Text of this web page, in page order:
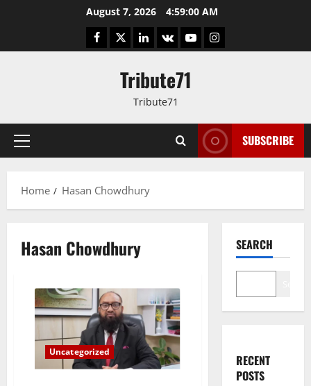
August 7, 2026 4:59:01 AM
Facebook
TwitterLinkedIn
VK YouTubeInstagram
Tribute71
Tribute71
Primary
SUBSCRIBE
Home Hasan Chowdhury
Hasan Chowdhury
Uncategorized
SEARCH
RECENT
POSTS